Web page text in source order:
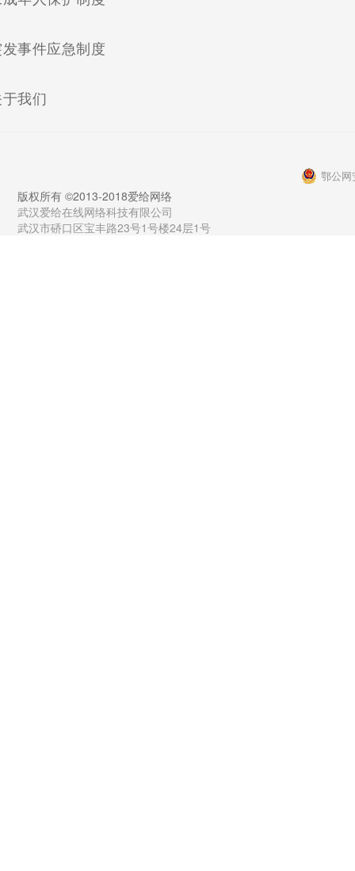
事件应急制度
我们
鄂公网
版权所有 ©2013-2018爱给网络
武汉爱给在线网络科技有限公司
武汉市硚口区宝丰路23号1号楼24层1号